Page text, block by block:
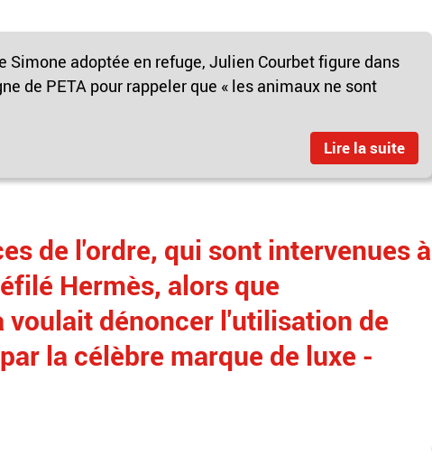
Simone adoptée en refuge, Julien Courbet figure dans
de PETA pour rappeler que « les animaux ne sont
Lire la suite
de l'ordre, qui sont intervenues à
Hermès, alors que
voulait dénoncer l'utilisation de
la célèbre marque de luxe -